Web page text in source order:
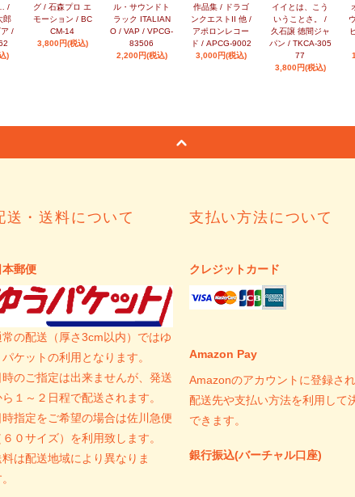
/
郎
/
)
グ / 石森プロ エ
モーション / BC
CM-14
3,800円(税込)
ル・サウンドト
ラック ITALIAN
O / VAP / VPCG-
83506
2,200円(税込)
作品集 / ドラゴ
ンクエストII 他 /
アポロンレコー
ド / APCG-9002
3,000円(税込)
イイとは、こう
いうことさ。 /
久石譲 徳間ジャ
パン / TKCA-305
77
3,800円(税込)
送・送料について
本郵便
常の配送（厚さ3cm以内）ではゆ
ケットの利用となります。
時のご指定は出来ませんが、発送
１～２日程で配送されます。
時指定をご希望の場合は佐川急便
０サイズ）を利用致します。
料は配送地域により異なりま
支払い方法について
クレジットカード
Amazon Pay
Amazonのアカウントに登録さ
配送先や支払い方法を利用して
できます。
銀行振込(バーチャル口座)